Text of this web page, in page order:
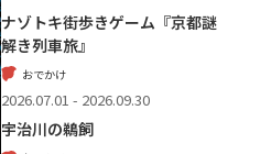
ナゾトキ街歩きゲーム『京都謎
解き列車旅』
おでかけ
2026.07.01 - 2026.09.30
宇治川の鵜飼